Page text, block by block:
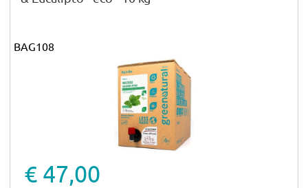
BAG108
€ 47,00